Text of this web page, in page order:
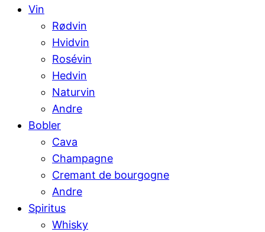
Vin
Rødvin
Hvidvin
Rosévin
Hedvin
Naturvin
Andre
Bobler
Cava
Champagne
Cremant de bourgogne
Andre
Spiritus
Whisky